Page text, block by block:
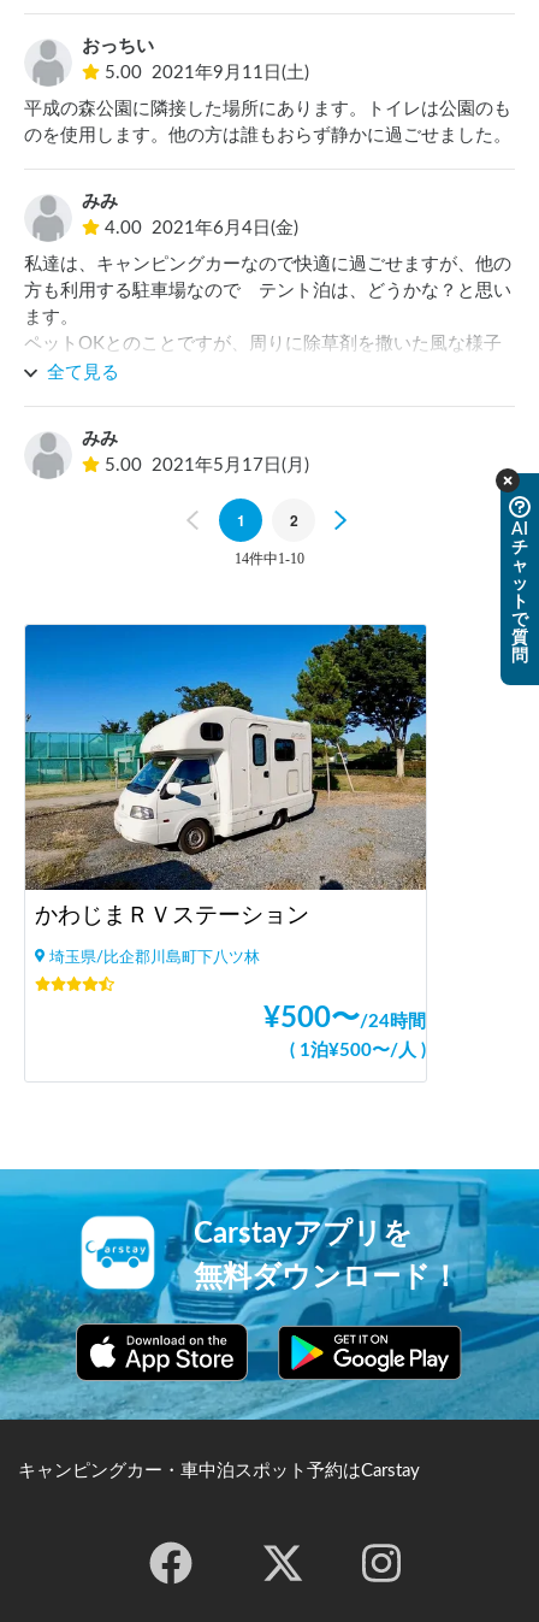
メリットはどこにがあるのかちょっと考えてしまいました。
勿論、許諾を受けて車中泊出来るというメリットは享受して
いるので料金は払うべきとは思いますが、せめてトイレはな
んとかしてもらいたいなぁと。
おっちい
5.00 2021年9月11日(土)
平成の森公園に隣接した場所にあります。トイレは公園のも
のを使用します。他の方は誰もおらず静かに過ごせました。
みみ
4.00 2021年6月4日(金)
私達は、キャンピングカーなので快適に過ごせますが、他の
方も利用する駐車場なので　テント泊は、どうかな？と思い
ます。
ペットOKとのことですが、周りに除草剤を撒いた風な様子
があり少し心配です。
全て見る
みみ
5.00 2021年5月17日(月)
Previous
1 2
14件中1-10
かわじまＲＶステーション
埼玉県/比企郡川島町下八ツ林
¥500〜/24時間
( 1泊¥500〜/ 人 )
AI
チ
ャ
ッ
ト
で
質
問
Carstayアプリを
無料ダウンロード！
キャンピングカー・車中泊スポット予約はCarstay